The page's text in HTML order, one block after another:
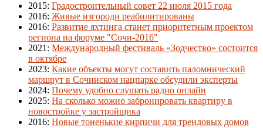
2015: Градостроительный совет 22 июля 2015 года
2016: Живые изгороди реабилитированы
2016: Развитие яхтинга станет приоритетным проектом
региона на форуме "Сочи-2016"
2021 : Международный фестиваль «Зодчество» состоится
в октябре
2023: Какие объекты могут составить паломнический
маршрут в Сочинском нацпарке обсудили эксперты
2024: Почему удобно слушать радио онлайн
2025: На сколько можно забронировать квартиру в
новостройке у застройщика
2016: Новые тоненькие кирпичи для трендовых домов